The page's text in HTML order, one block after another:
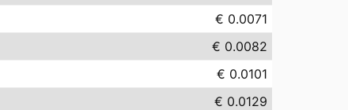
€ 0.0071
€ 0.0082
€ 0.0101
€ 0.0129